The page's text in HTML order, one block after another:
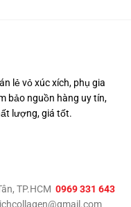
lẻ vỏ xúc xích, phụ gia
bảo nguồn hàng uy tín,
lượng, giá tốt.
TP.HCM 0969 331 643